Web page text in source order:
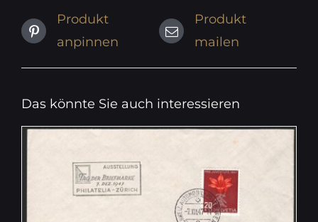
Produkt
anpinnen
Produkt
mailen
Das könnte Sie auch interessieren